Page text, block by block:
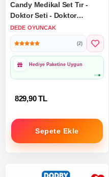
Candy Medikal Set Tır -
Doktor Seti - Doktor
Oyuncakları - Acil Yardım
Oyuncakları - Hemşire
Oyuncak
DEDE OYUNCAK
(2)
Hediye Paketine Uygun
829,90 TL
Sepete Ekle